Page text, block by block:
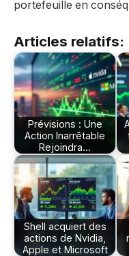
portefeuille en
Articles relatifs:
Prévisions : Une
Action Inarrêtable
Rejoindra…
Shell acquiert des
actions de Nvidia,
Apple et Microsoft